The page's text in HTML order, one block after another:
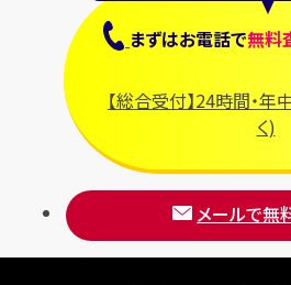
まずはお電話で無料
【総合受付】24時間・
く)
メールで無